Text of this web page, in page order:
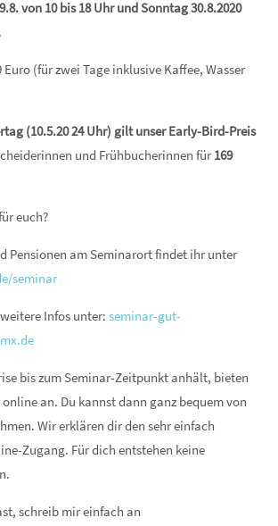
von 10 bis 18 Uhr und Sonntag 30.8.2020
Euro (für zwei Tage inklusive Kaffee, Wasser
(10.5.20 24 Uhr) gilt unser Early-Bird-Preis
und Frühbucherinnen für 169
euch?
Pensionen am Seminarort findet ihr unter
seminar
Infos unter: seminar-gut-
bis zum Seminar-Zeitpunkt anhält, bieten
an. Du kannst dann ganz bequem von
Wir erklären dir den sehr einfach
Zugang. Für dich entstehen keine
schreib mir einfach an